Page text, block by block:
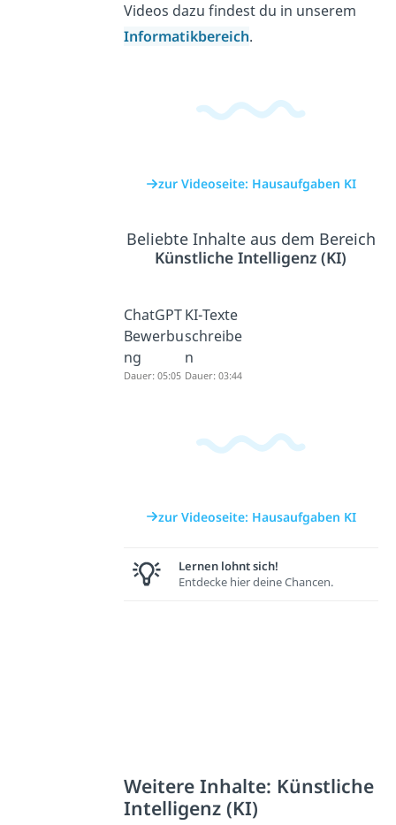
Videos dazu findest du in unserem
Informatikbereich.
zur Videoseite: Hausaufgaben KI
Beliebte Inhalte aus dem Bereich
Künstliche Intelligenz (KI)
ChatGPT
Bewerbu
ng
Dauer: 05:05
KI-Texte
schreibe
n
Dauer: 03:44
zur Videoseite: Hausaufgaben KI
Lernen lohnt sich!
Entdecke hier deine Chancen.
Weitere Inhalte: Künstliche
Intelligenz (KI)